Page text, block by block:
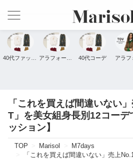
40代コーデ アラフ
「これを買えば間違いない
T」を美女組身長別12コーデ
ッション】
TOP Marisol
M7days
「これを買えば間違いない」売上No.1「パックT」を美女組身